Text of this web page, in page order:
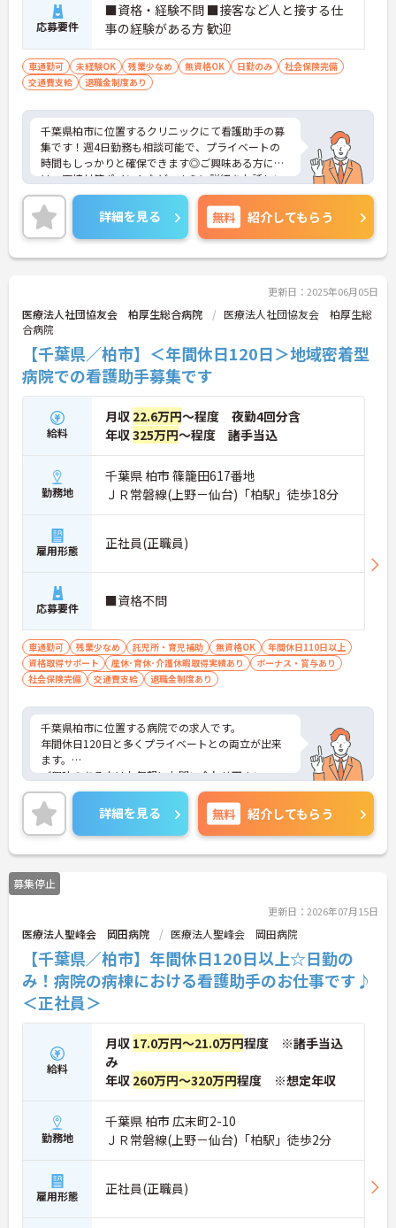
応募要件
■資格・経験不問 ■接客など人と接する仕
事の経験がある方 歓迎
車通勤可 未経験OK 残業少なめ 無資格OK 日勤のみ
社会保険完備
交通費支給
退職金制度あり
千葉県柏市に位置するクリニックにて看護助手の募
集です！週4日勤務も相談可能で、プライベートの
時間もしっかりと確保できます◎ご興味ある方に
は、面接対策ポイントなど、さらに詳細をお話しい
たしますのでお気軽にご相談ください！
詳細を見る 無料 紹介してもらう
更新日：2025年06月05日
医療法人社団協友会 柏厚生総合病院
医療法人社団協友会 柏厚生総
合病院
【千葉県／柏市】＜年間休日120日＞地域密着型
病院での看護助手募集です
給料
月収 22.6万円～程度 夜勤4回分含
年収325万円～程度 諸手当込
勤務地
千葉県 柏市 篠籠田617番地
ＪＲ常磐線(上野－仙台)「柏駅」徒歩18分
雇用形態 正社員(正職員)
応募要件 ■資格不問
車通勤可 残業少なめ 託児所・育児補助 無資格OK
年間休日110日以上
資格取得サポート
産休･育休･介護休暇取得実績あり
ボーナス・賞与あり
社会保険完備
交通費支給 退職金制度あり
千葉県柏市に位置する病院での求人です。
年間休日120日と多くプライベートとの両立が出来
ます。
ご興味のある方はお気軽にお問い合わせ下さい。
詳細を見る 無料 紹介してもらう
募集停止
更新日：2026年07月15日
医療法人聖峰会 岡田病院 医療法人聖峰会 岡田病院
【千葉県／柏市】年間休日120日以上☆日勤の
み！病院の病棟における看護助手のお仕事です♪
＜正社員＞
給料
月収 17.0万円～21.0万円程度 ※諸手当込
み
年収 260万円～320万円程度 ※想定年収
勤務地
千葉県 柏市 広末町2-10
ＪＲ常磐線(上野－仙台)「柏駅」徒歩2分
雇用形態 正社員(正職員)